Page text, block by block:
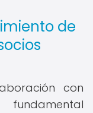
de
con